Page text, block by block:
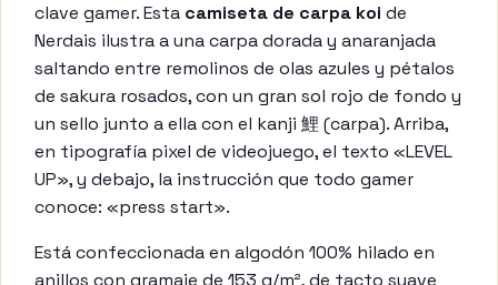
clave gamer. Esta camiseta de carpa koi de
Nerdais ilustra a una carpa dorada y anaranjada
saltando entre remolinos de olas azules y pétalos
de sakura rosados, con un gran sol rojo de fondo y
un sello junto a ella con el kanji 鯉 (carpa). Arriba,
en tipografía pixel de videojuego, el texto «LEVEL
UP», y debajo, la instrucción que todo gamer
conoce: «press start».
Está confeccionada en algodón 100% hilado en